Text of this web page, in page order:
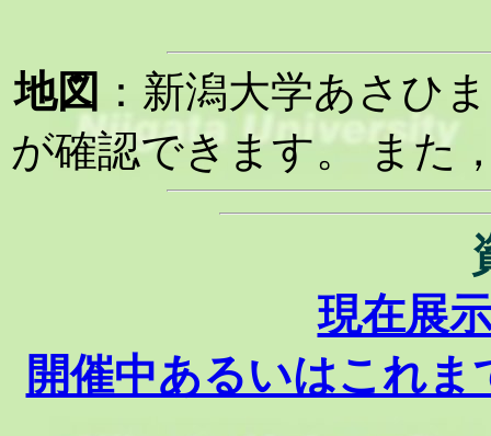
地図 ：新潟大学あさひ
が確認できます。 また
現在展
開催中あるいはこれ